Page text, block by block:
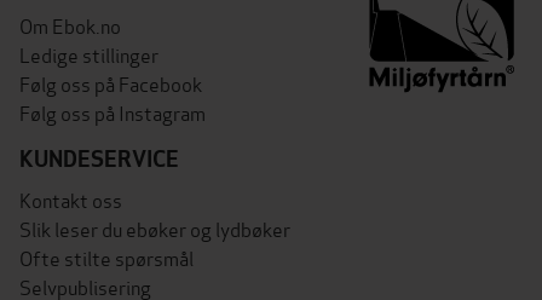
Om Ebok.no
Ledige stillinger
Følg oss på Facebook
Følg oss på Instagram
KUNDESERVICE
Kontakt oss
Slik leser du ebøker og lydbøker
Ofte stilte spørsmål
Selvpublisering